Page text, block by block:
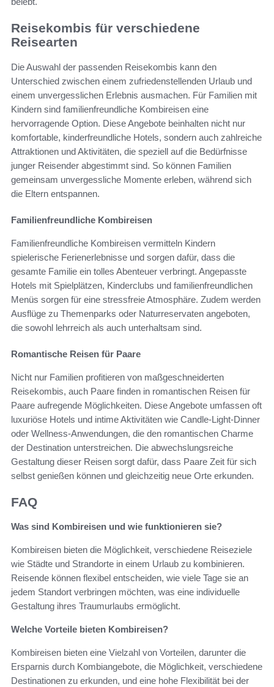
Reisekombis für verschiedene
Reisearten
Die Auswahl der passenden Reisekombis kann den
Unterschied zwischen einem zufriedenstellenden Urlaub und
einem unvergesslichen Erlebnis ausmachen. Für Familien mit
Kindern sind familienfreundliche Kombireisen eine
hervorragende Option. Diese Angebote beinhalten nicht nur
komfortable, kinderfreundliche Hotels, sondern auch zahlreiche
Attraktionen und Aktivitäten, die speziell auf die Bedürfnisse
junger Reisender abgestimmt sind. So können Familien
gemeinsam unvergessliche Momente erleben, während sich
die Eltern entspannen.
Familienfreundliche Kombireisen
Familienfreundliche Kombireisen vermitteln Kindern
spielerische Ferienerlebnisse und sorgen dafür, dass die
gesamte Familie ein tolles Abenteuer verbringt. Angepasste
Hotels mit Spielplätzen, Kinderclubs und familienfreundlichen
Menüs sorgen für eine stressfreie Atmosphäre. Zudem werden
Ausflüge zu Themenparks oder Naturreservaten angeboten,
die sowohl lehrreich als auch unterhaltsam sind.
Romantische Reisen für Paare
Nicht nur Familien profitieren von maßgeschneiderten
Reisekombis, auch Paare finden in romantischen Reisen für
Paare aufregende Möglichkeiten. Diese Angebote umfassen oft
luxuriöse Hotels und intime Aktivitäten wie Candle-Light-Dinner
oder Wellness-Anwendungen, die den romantischen Charme
der Destination unterstreichen. Die abwechslungsreiche
Gestaltung dieser Reisen sorgt dafür, dass Paare Zeit für sich
selbst genießen können und gleichzeitig neue Orte erkunden.
FAQ
Was sind Kombireisen und wie funktionieren sie?
Kombireisen bieten die Möglichkeit, verschiedene Reiseziele
wie Städte und Strandorte in einem Urlaub zu kombinieren.
Reisende können flexibel entscheiden, wie viele Tage sie an
jedem Standort verbringen möchten, was eine individuelle
Gestaltung ihres Traumurlaubs ermöglicht.
Welche Vorteile bieten Kombireisen?
Kombireisen bieten eine Vielzahl von Vorteilen, darunter die
Ersparnis durch Kombiangebote, die Möglichkeit, verschiedene
Destinationen zu erkunden, und eine hohe Flexibilität bei der